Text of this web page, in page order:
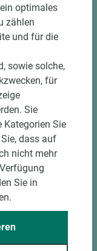
möglich
optimales
zählen
und für die
sowie solche,
für
Sie
Kategorien Sie
dass auf
nicht mehr
Sie in